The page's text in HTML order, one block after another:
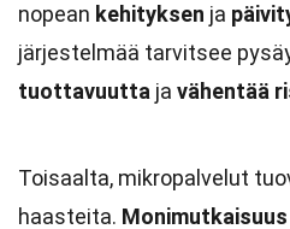
nopean kehityksen ja
järjestelmää tarvitsee
tuottavuutta ja vähentää
Toisaalta, mikropalvelut
haasteita. Monimutkaisuus